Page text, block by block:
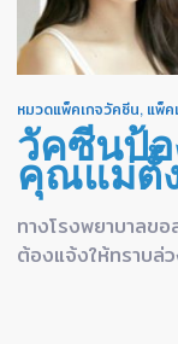
หมวดแพ็คเกจวัคซีน, แพ็ค
วัคซีนป้
คุณแม่ตั้
ทางโรงพยาบาลข
ต้องแจ้งให้ทราบล่